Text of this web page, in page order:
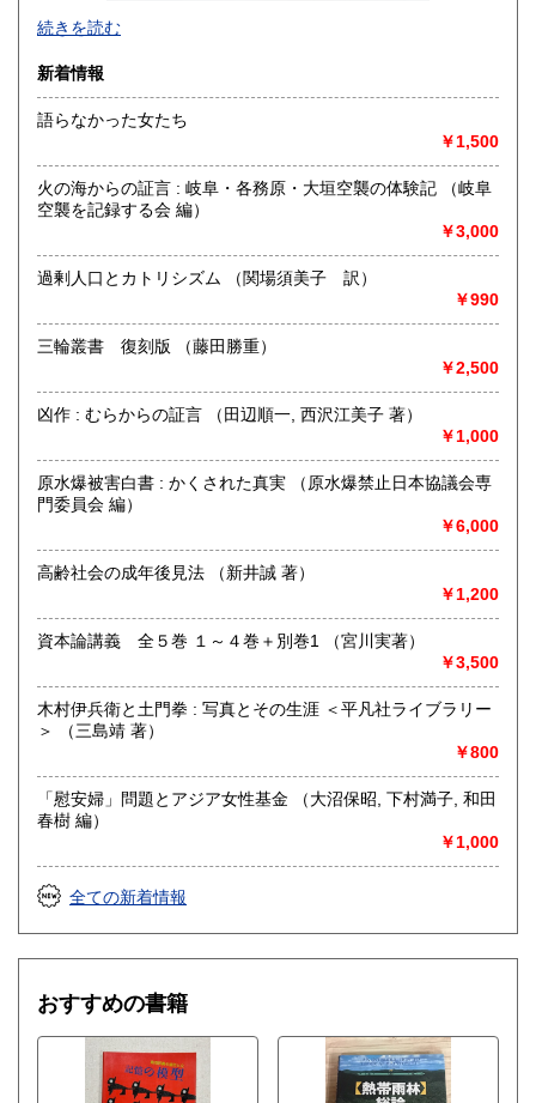
申し訳ございません、
電話、FAX、直メールでの注文はお受けできませんのでご了
誠実を、モットーにがんばります。（商品代＋送料を、お支
払い頂きます。）
店舗名にもなった名古屋市昭和区御器所三丁目から2011年9
月1日に岐阜県山県市に店舗移転しました。長い間ご愛顧頂き
ありがとうございます。引き続き宜しくお願いします。
沿線名：JR中央線・名古屋鉄道本線(当市には鉄道がありませ
最寄駅：JR岐阜駅・名鉄新岐阜駅より名鉄バス山県市役所前
下車西へ500メートル
定休日：火曜日・水曜日 臨時休業あります。
-
総記、哲学宗教、歴史、社会科学、自然科学、美術工芸、国
語国文、外国文学、古典籍、近代文献、趣味、古書一般（そ
続きを読む
新着情報
語らなかった女たち
￥1,500
火の海からの証言 : 岐阜・各務原・大垣空襲の体験記 （岐阜
空襲を記録する会 編）
￥3,000
過剰人口とカトリシズム （関場須美子 訳）
￥990
三輪叢書 復刻版 （藤田勝重）
￥2,500
凶作 : むらからの証言 （田辺順一, 西沢江美子 著）
￥1,000
原水爆被害白書 : かくされた真実 （原水爆禁止日本協議会専
門委員会 編）
￥6,000
高齢社会の成年後見法 （新井誠 著）
￥1,200
資本論講義 全５巻 １～４巻＋別巻1 （宮川実著）
￥3,500
木村伊兵衛と土門拳 : 写真とその生涯 ＜平凡社ライブラリー
＞ （三島靖 著）
￥800
「慰安婦」問題とアジア女性基金 （大沼保昭, 下村満子, 和田
春樹 編）
￥1,000
全ての新着情報
おすすめの書籍